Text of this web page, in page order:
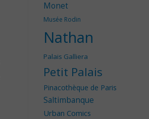
Monet
Musée Rodin
Nathan
Palais Galliera
Petit Palais
Pinacothèque de Paris
Saltimbanque
Urban Comics